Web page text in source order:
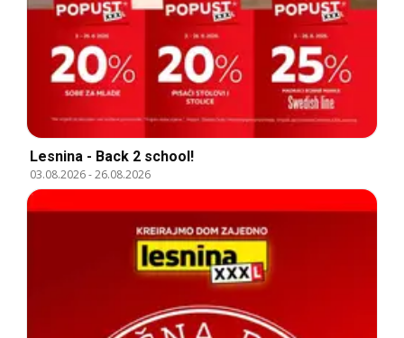
Lesnina - Back 2 school!
03.08.2026-26.08.2026